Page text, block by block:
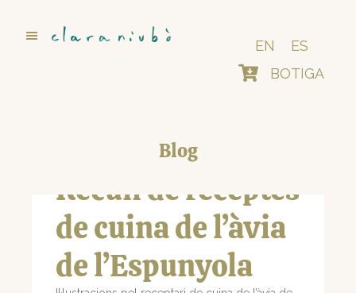
EN
ES
BOTIGA
Blog
Recull de receptes
de cuina de l’àvia
de l’Espunyola